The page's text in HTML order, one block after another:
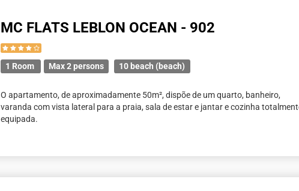
MC FLATS LEBLON OCEAN - 902
1 Room Max 2 persons 10 beach (beach)
O apartamento, de aproximadamente 50m², dispõe de um quarto, banheiro,
varanda com vista lateral para a praia, sala de estar e jantar e cozinha
equipada.